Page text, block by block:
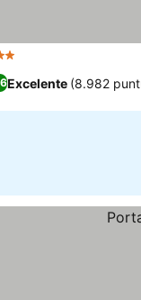
Excelente (8.982